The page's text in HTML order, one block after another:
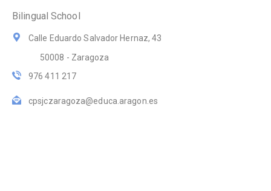
Bilingual School
Calle Eduardo Salvador Hernaz, 43
50008 - Zaragoza
976 411 217
cpsjczaragoza@educa.aragon.es